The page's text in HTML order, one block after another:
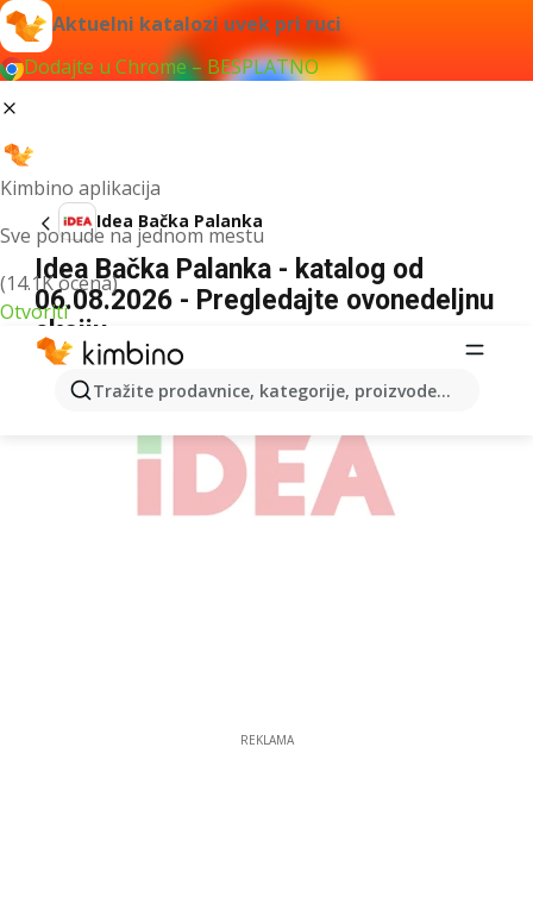
Aktuelni katalozi uvek pri ruci
Dodajte u Chrome – BESPLATNO
Kimbino aplikacija
Sve ponude na jednom mestu
(14.1K ocena)
Otvoriti
Tražite prodavnice, kategorije, proizvode...
Idea Bačka Palanka
Idea Bačka Palanka - katalog od
06.08.2026 - Pregledajte ovonedeljnu
akciju
REKLAMA